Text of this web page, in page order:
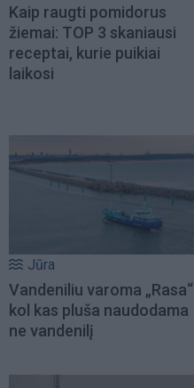
Kaip raugti pomidorus
žiemai: TOP 3 skaniausi
receptai, kurie puikiai
laikosi
Jūra
Vandeniliu varoma „Rasa“
kol kas pluša naudodama
ne vandenilį